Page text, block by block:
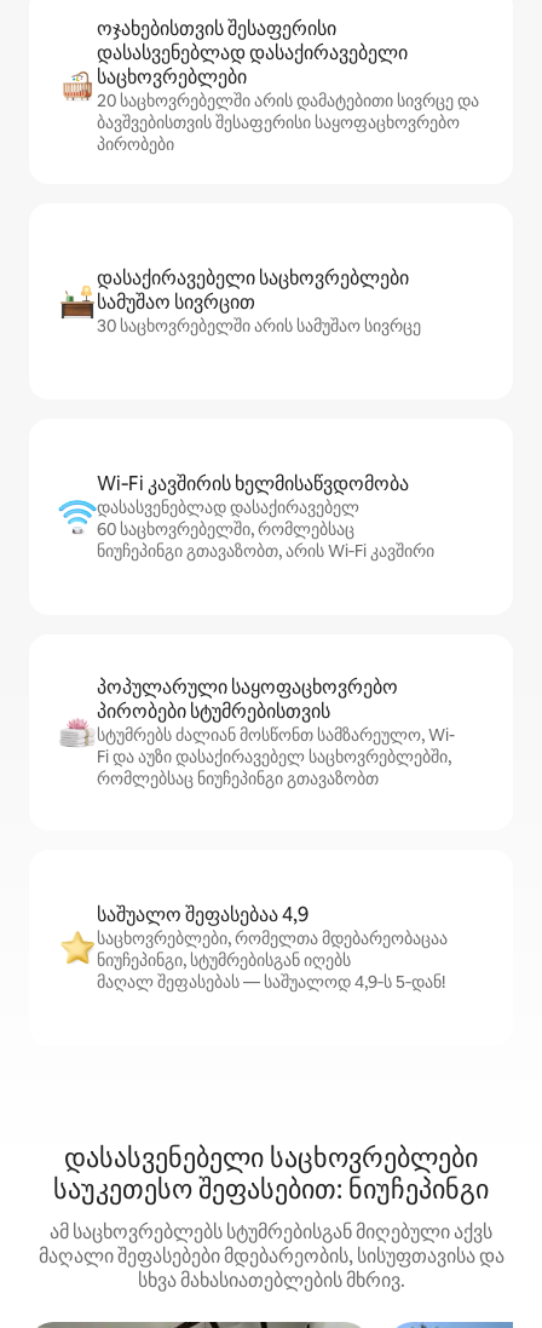
ოჯახებისთვის შესაფერისი
დასასვენებლად დასაქირავებელი
საცხოვრებლები
20 საცხოვრებელში არის დამატებითი სივრცე და
ბავშვებისთვის შესაფერისი საყოფაცხოვრებო
პირობები
დასაქირავებელი საცხოვრებლები
სამუშაო სივრცით
30 საცხოვრებელში არის სამუშაო სივრცე
Wi‑Fi კავშირის ხელმისაწვდომობა
დასასვენებლად დასაქირავებელ
60 საცხოვრებელში, რომლებსაც
ნიუჩეპინგი გთავაზობთ, არის Wi‑Fi კავშირი
პოპულარული საყოფაცხოვრებო
პირობები სტუმრებისთვის
სტუმრებს ძალიან მოსწონთ სამზარეულო, Wi-
Fi და აუზი დასაქირავებელ საცხოვრებლებში,
რომლებსაც ნიუჩეპინგი გთავაზობთ
საშუალო შეფასებაა 4,9
საცხოვრებლები, რომელთა მდებარეობაცაა
ნიუჩეპინგი, სტუმრებისგან იღებს
მაღალ შეფასებას — საშუალოდ 4,9‑ს 5‑დან!
დასასვენებელი საცხოვრებლები
საუკეთესო შეფასებით: ნიუჩეპინგი
ამ საცხოვრებლებს სტუმრებისგან მიღებული აქვს
მაღალი შეფასებები მდებარეობის, სისუფთავისა და
სხვა მახასიათებლების მხრივ.